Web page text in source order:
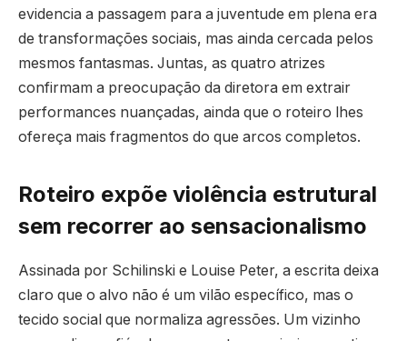
evidencia a passagem para a juventude em plena era
de transformações sociais, mas ainda cercada pelos
mesmos fantasmas. Juntas, as quatro atrizes
confirmam a preocupação da diretora em extrair
performances nuançadas, ainda que o roteiro lhes
ofereça mais fragmentos do que arcos completos.
Roteiro expõe violência estrutural
sem recorrer ao sensacionalismo
Assinada por Schilinski e Louise Peter, a escrita deixa
claro que o alvo não é um vilão específico, mas o
tecido social que normaliza agressões. Um vizinho